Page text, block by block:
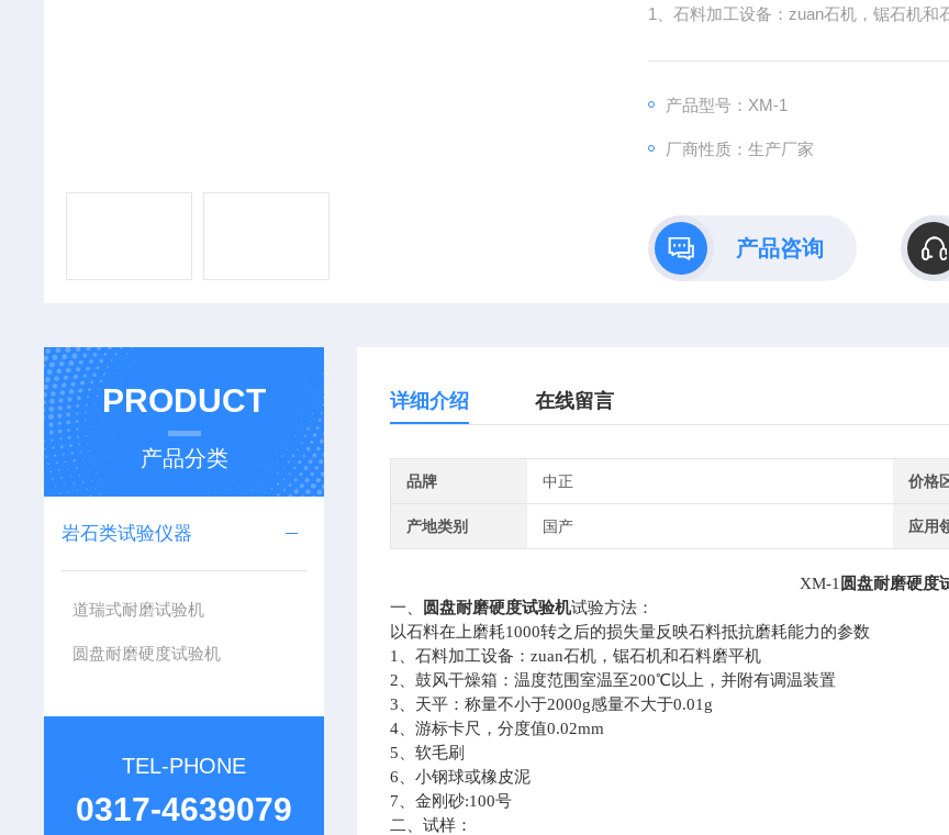
1、石料加工设备：zuan石机，锯石机和
产品型号：XM-1
厂商性质：生产厂家
产品咨询
PRODUCT
产品分类
岩石类试验仪器
道瑞式耐磨试验机
圆盘耐磨硬度试验机
TEL-PHONE
0317-4639079
详细介绍 在线留言
品牌 中正 价格
产地类别 国产 应用
XM-1 圆盘耐磨硬度
一、
圆盘耐磨硬度试验机试验方法：
以石料在上磨耗1000转之后的损失量反映石料抵抗磨耗能力的参数
1
、石料加工设备：zuan石机，锯石机和石料磨平机
2 、鼓风干燥箱：温度范围室温至200℃以上，并附有调温装置
3 、天平：称量不小于2000g感量不大于0.01g
4 、游标卡尺，分度值0.02mm
5 、软毛刷
6 、小钢球或橡皮泥
7 、金刚砂:100号
二、试样：